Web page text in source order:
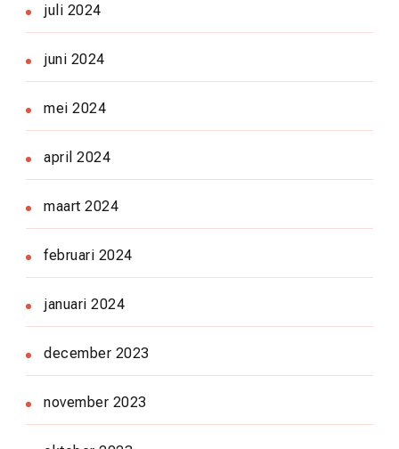
juli 2024
juni 2024
mei 2024
april 2024
maart 2024
februari 2024
januari 2024
december 2023
november 2023